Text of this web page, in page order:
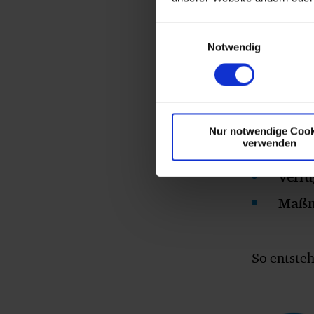
Notwendig
Nur notwendige
verwenden
Jedes
So